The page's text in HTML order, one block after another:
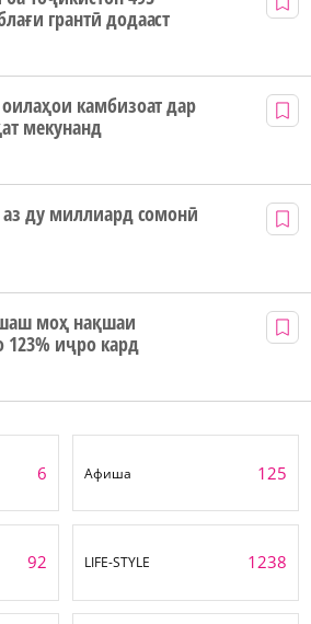
грантӣ додааст
камбизоат дар
мекунанд
ду миллиард сомонӣ
моҳ нақшаи
иҷро кард
6 Афиша 125
92 LIFE-STYLE 1238